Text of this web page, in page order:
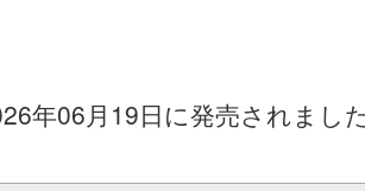
年06月19日に発売されまし